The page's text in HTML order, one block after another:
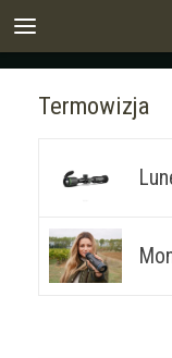
Termowizja